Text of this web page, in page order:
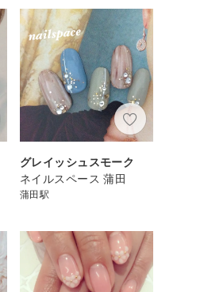
グレイッシュスモーク
ネイルスペース 蒲田
蒲田駅